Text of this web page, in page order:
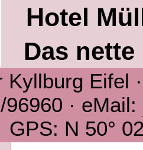
Hotel
Das
Kyllburg Eifel
96960 · eMail:
GPS: N 50°